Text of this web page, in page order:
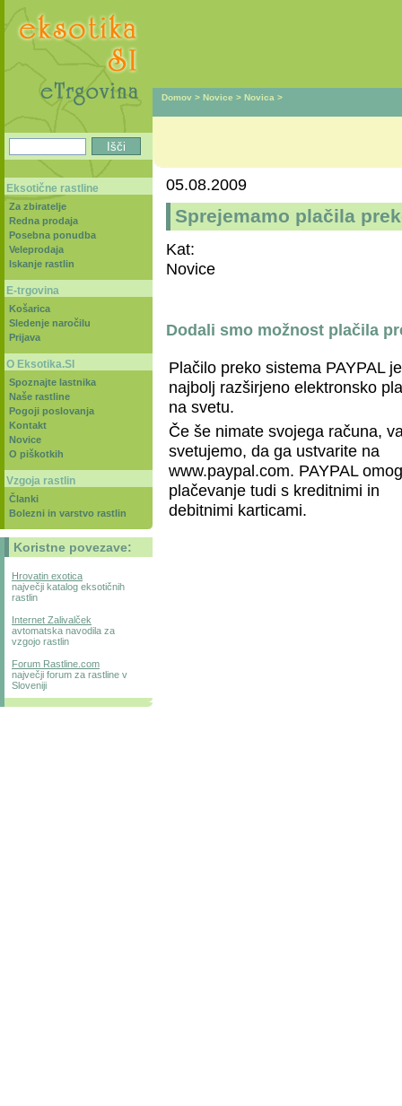
Domov > Novice > Novica >
05.08.2009
Sprejemamo plačila
Kat:
Novice
Dodali smo možnost plačila
Plačilo preko sistema PAYPAL je
najbolj razširjeno elektronsko
na svetu.
Če še nimate svojega računa,
svetujemo, da ga ustvarite na
www.paypal.com. PAYPAL
plačevanje tudi s kreditnimi in
debitnimi karticami.
Eksotične rastline
Za zbiratelje
Redna prodaja
Posebna ponudba
Veleprodaja
Iskanje rastlin
E-trgovina
Košarica
Sledenje naročilu
Prijava
O Eksotika.SI
Spoznajte lastnika
Naše rastline
Pogoji poslovanja
Kontakt
Novice
O piškotkih
Vzgoja rastlin
Članki
Bolezni in varstvo rastlin
Koristne povezave:
Hrovatin exotica
največji katalog eksotičnih
rastlin
Internet Zalivalček
avtomatska navodila za
vzgojo rastlin
Forum Rastline.com
največji forum za rastline v
Sloveniji